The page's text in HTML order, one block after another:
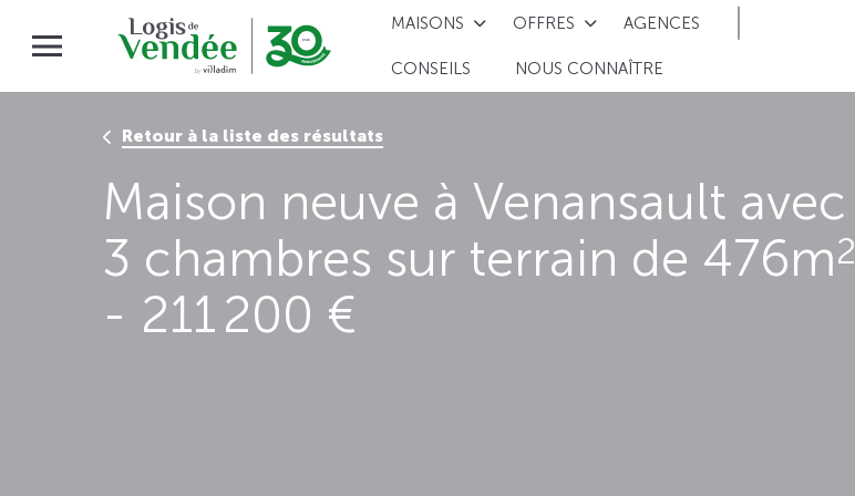
MAISONS OFFRES AGENCES
CONSEILS NOUS CONNAÎTRE
Retour à la liste des résultats
Maison neuve à Venansault avec
3 chambres sur terrain de 476m2
- 211 200 €